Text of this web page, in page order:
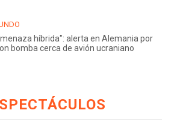
híbrida": alerta en Alemania por
bomba cerca de avión ucraniano